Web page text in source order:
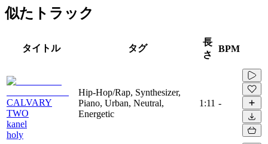
似たトラック
タイトル タグ
長
さ
BPM
CALVARY
TWO
kanel
holy
Hip-Hop/Rap, Synthesizer,
Piano, Urban, Neutral,
Energetic
1:11 -